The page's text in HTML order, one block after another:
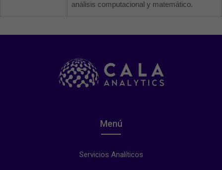
análisis computacional y matemático.
Menú
Servicios Analíticos